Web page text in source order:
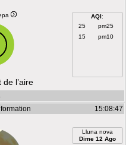
AQI:
25
pm25
15
pm10
de l’aire
15:08:47
Lluna nova
Dime 12 Ago